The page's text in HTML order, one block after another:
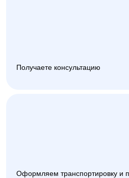
Получаете консультацию
Оформляем транспортировку и